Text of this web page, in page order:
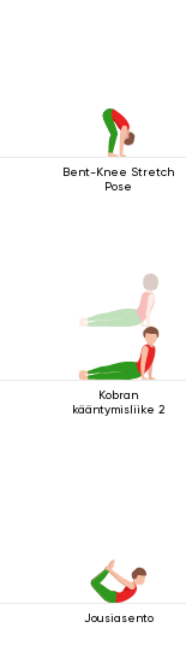
Bent-Knee Stretch
Pose
Kobran
kääntymisliike 2
Jousiasento